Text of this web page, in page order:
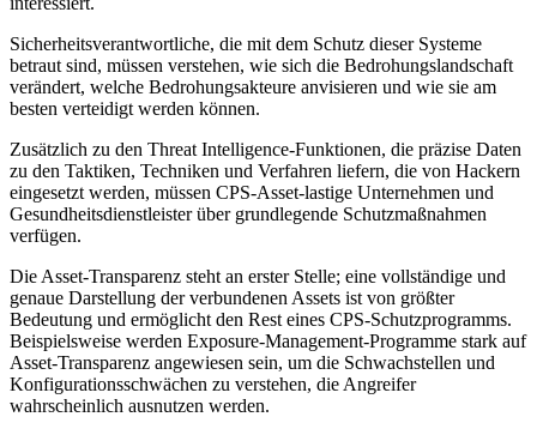
Sicherheitsverantwortliche, die mit dem Schutz dieser Systeme
betraut sind, müssen verstehen, wie sich die Bedrohungslandschaft
verändert, welche Bedrohungsakteure anvisieren und wie sie am
besten verteidigt werden können.
Zusätzlich zu den Threat Intelligence-Funktionen, die präzise Daten
zu den Taktiken, Techniken und Verfahren liefern, die von Hackern
eingesetzt werden, müssen CPS-Asset-lastige Unternehmen und
Gesundheitsdienstleister über grundlegende Schutzmaßnahmen
verfügen.
Die Asset-Transparenz steht an erster Stelle; eine vollständige und
genaue Darstellung der verbundenen Assets ist von größter
Bedeutung und ermöglicht den Rest eines CPS-Schutzprogramms.
Beispielsweise werden Exposure-Management-Programme stark auf
Asset-Transparenz angewiesen sein, um die Schwachstellen und
Konfigurationsschwächen zu verstehen, die Angreifer
wahrscheinlich ausnutzen werden.